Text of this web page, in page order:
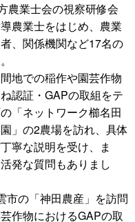
農業士会の視察研修会
農業士をはじめ、農業
、関係機関など17名の
地での稲作や園芸作物
認証・GAPの取組をテ
「ネットワーク櫛名田
」の2農場を訪れ、具体
寧な説明を受け、ま
発な質問もありまし
市の「神田農産」を訪問
作物におけるGAPの取